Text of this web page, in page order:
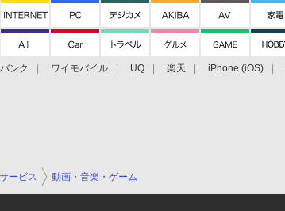
ンク ワイモバイル UQ 楽天 iPhone (iOS)
ービス 動画・音楽・ゲーム